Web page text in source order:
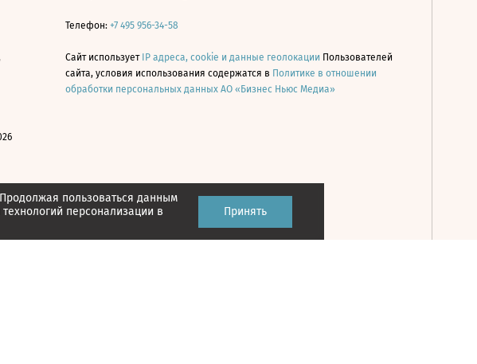
пользоваться данным
персонализации в
Принять
Телефон: +7 495 956-34-58
Сайт использует IP адреса, cookie и данные геолокации Пользователей
сайта, условия использования содержатся в Политике в отношении
обработки персональных данных АО «Бизнес Ньюс Медиа»